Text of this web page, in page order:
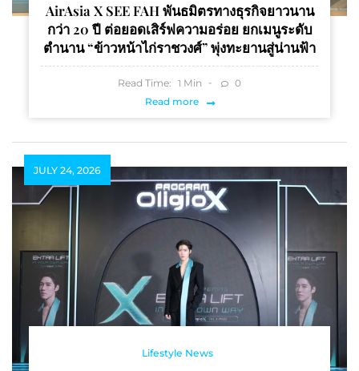
AirAsia X SEE FAH พันธมิตรทางธุรกิจยาวนาน
กว่า 20 ปี ต่อยอดเสิร์ฟความอร่อย ยกเมนูระดับ
ตำนาน “ข้าวหน้าไก่ราชวงศ์” พุ่งทะยานสู่น่านฟ้า
Read Time: 1 Min
0
Read more
JULY 24, 2026
Lifestyle News